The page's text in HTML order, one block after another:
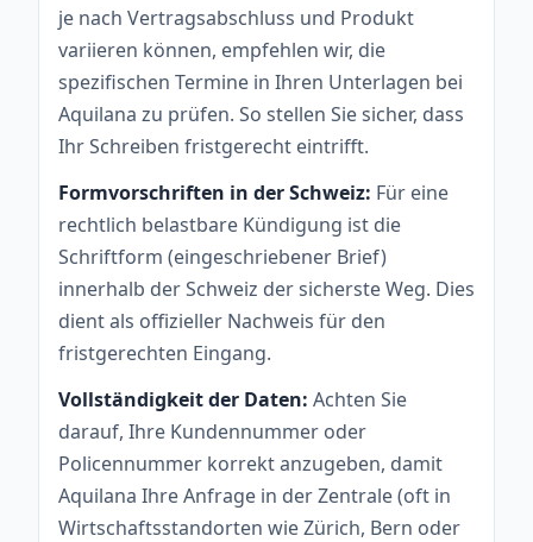
je nach Vertragsabschluss und Produkt
variieren können, empfehlen wir, die
spezifischen Termine in Ihren Unterlagen bei
Aquilana zu prüfen. So stellen Sie sicher, dass
Ihr Schreiben fristgerecht eintrifft.
Formvorschriften in der Schweiz: Für eine
rechtlich belastbare Kündigung ist die
Schriftform (eingeschriebener Brief)
innerhalb der Schweiz der sicherste Weg. Dies
dient als offizieller Nachweis für den
fristgerechten Eingang.
Vollständigkeit der Daten: Achten Sie
darauf, Ihre Kundennummer oder
Policennummer korrekt anzugeben, damit
Aquilana Ihre Anfrage in der Zentrale (oft in
Wirtschaftsstandorten wie Zürich, Bern oder